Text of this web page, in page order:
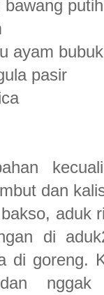
bawang
ayam bubuk
pasir
dan
aduk
di
di goreng.